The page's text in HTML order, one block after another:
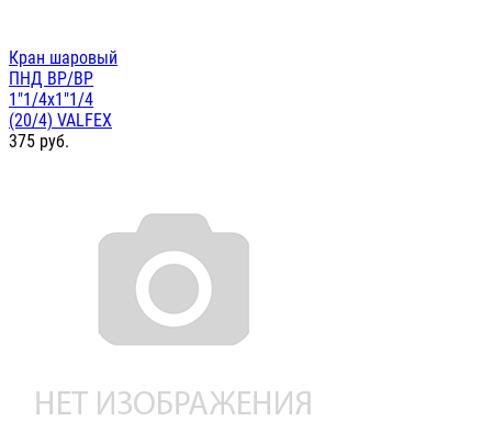
Кран шаровый
ПНД ВР/ВР
1"1/4х1"1/4
(20/4) VALFEX
375 руб.